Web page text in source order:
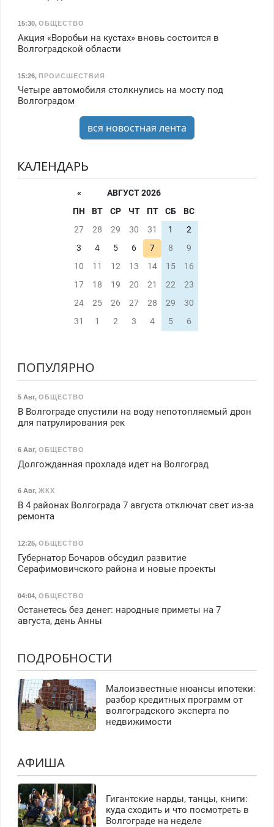
15:30, ОБЩЕСТВО
Акция «Воробьи на кустах» вновь состоится в
Волгоградской области
15:26, ПРОИСШЕСТВИЯ
Четыре автомобиля столкнулись на мосту под
Волгоградом
вся новостная лента
КАЛЕНДАРЬ
«
АВГУСТ 2026
ПН
ВТ СР ЧТ ПТ СБ
ВС
27
28 29 30 31 1
2
3
4 5 6 7 8
9
10
11 12 13 14 15
16
17
18 19 20 21 22
23
24
25 26 27 28 29
30
31
1 2 3 4 5 6
ПОПУЛЯРНО
5 Авг, ОБЩЕСТВО
В Волгограде спустили на воду непотопляемый дрон
для патрулирования рек
6 Авг, ОБЩЕСТВО
Долгожданная прохлада идет на Волгоград
6 Авг, ЖКХ
В 4 районах Волгограда 7 августа отключат свет из-за
ремонта
12:25, ОБЩЕСТВО
Губернатор Бочаров обсудил развитие
Серафимовичского района и новые проекты
04:04, ОБЩЕСТВО
Останетесь без денег: народные приметы на 7
августа, день Анны
ПОДРОБНОСТИ
Малоизвестные нюансы ипотеки:
разбор кредитных программ от
волгоградского эксперта по
недвижимости
АФИША
Гигантские нарды, танцы, книги:
куда сходить и что посмотреть в
Волгограде на неделе